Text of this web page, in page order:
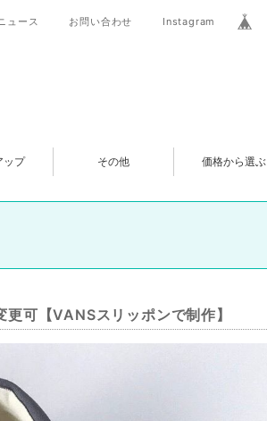
ュース お問い合わせ Instagram
ップ その他 価格から選ぶ
可【VANSスリッポンで制作】